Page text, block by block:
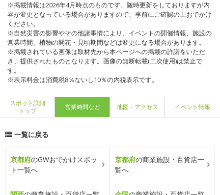
※掲載情報は2026年4月時点のものです。随時更新をしておりますが内
容が変更となっている場合がありますので、事前にご確認の上おでかけ
ください。
※自然災害の影響やその他諸事情により、イベントの開催情報、施設の
営業時間、植物の開花・見頃期間などは変更になる場合があります。
※掲載されている画像は取材先から本ページへの掲載の許諾をいただ
き、提供されたものとなります。画像の無断転載(二次使用)は禁止で
す。
※表示料金は消費税8％ないし10％の内税表示です。
スポット詳細
トップ
営業時間など 地図・アクセス イベント情報
一覧に戻る
京都府のGWおでかけスポッ
ト一覧へ
京都府の商業施設・百貨店一
覧へ